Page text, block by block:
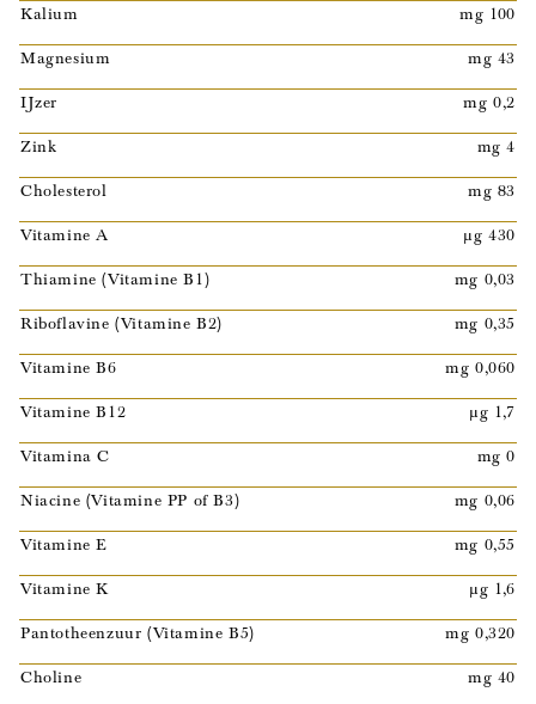
Kalium
mg 100
Magnesium
mg 43
IJzer
mg 0,2
Zink
mg 4
Cholesterol
mg 83
Vitamine A
µg 430
Thiamine (Vitamine B1)
mg 0,03
Riboflavine (Vitamine B2)
mg 0,35
Vitamine B6
mg 0,060
Vitamine B12
µg 1,7
Vitamina C
mg 0
Niacine (Vitamine PP of B3)
mg 0,06
Vitamine E
mg 0,55
Vitamine K
µg 1,6
Pantotheenzuur (Vitamine B5)
mg 0,320
Choline
mg 40